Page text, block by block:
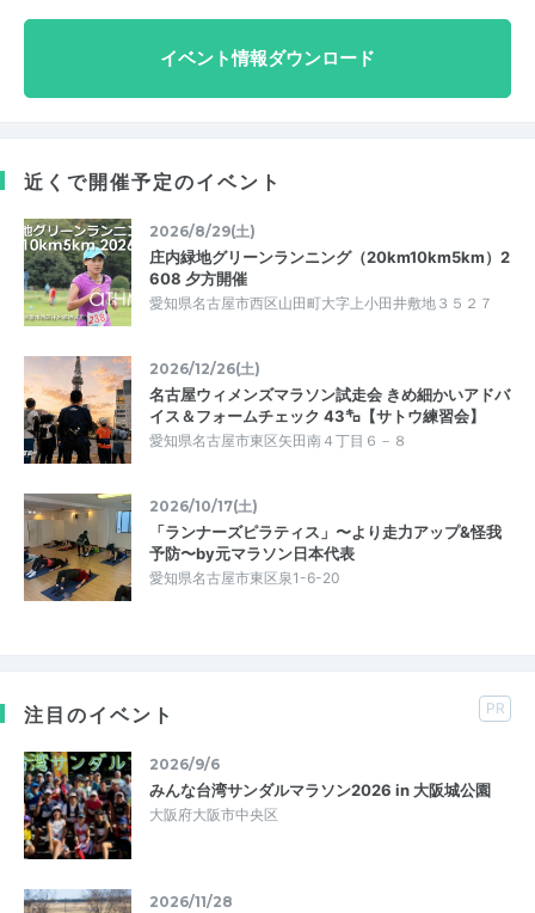
イベント情報ダウンロード
近くで開催予定のイベント
2026/8/29(土)
庄内緑地グリーンランニング（20km10km5km）2
608 夕方開催
愛知県名古屋市西区山田町大字上小田井敷地３５２７
2026/12/26(土)
名古屋ウィメンズマラソン試走会 きめ細かいアドバ
イス＆フォームチェック 43㌔【サトウ練習会】
愛知県名古屋市東区矢田南４丁目６－８
2026/10/17(土)
「ランナーズピラティス」〜より走力アップ&怪我
予防〜by元マラソン日本代表
愛知県名古屋市東区泉1-6-20
注目のイベント PR
2026/9/6
みんな台湾サンダルマラソン2026 in 大阪城公園
大阪府大阪市中央区
2026/11/28